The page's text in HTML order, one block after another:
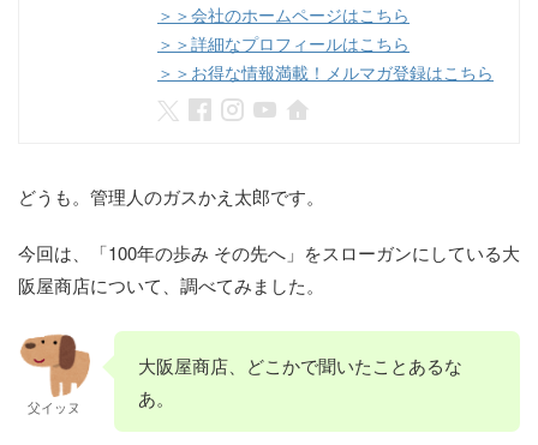
＞＞会社のホームページはこちら
＞＞詳細なプロフィールはこちら
＞＞お得な情報満載！メルマガ登録はこちら
どうも。管理人のガスかえ太郎です。
今回は、「100年の歩み その先へ」をスローガンにしている大
阪屋商店について、調べてみました。
父イッヌ
大阪屋商店、どこかで聞いたことあるな
あ。